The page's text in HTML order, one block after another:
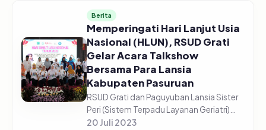
Pasuruan pad...
Berita
Memperingati Hari Lanjut Usia
Nasional (HLUN), RSUD Grati
Gelar Acara Talkshow
Bersama Para Lansia
Kabupaten Pasuruan
RSUD Grati dan Paguyuban Lansia Sister
Peri (Sistem Terpadu Layanan Geriatri)
Bersama Tim Penggerak PKK Kabupaten
20 Juli 2023